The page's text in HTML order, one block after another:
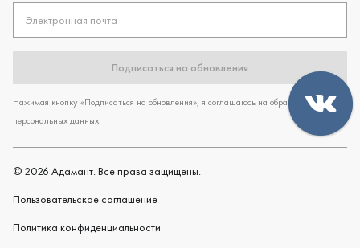
Электронная почта
Подписаться на обновления
Нажимая кнопку «Подписаться на обновления», я соглашаюсь на обработку
персональных данных
© 2026 Адамант. Все права защищены.
Пользовательское cоглашение
Политика конфиденциальности